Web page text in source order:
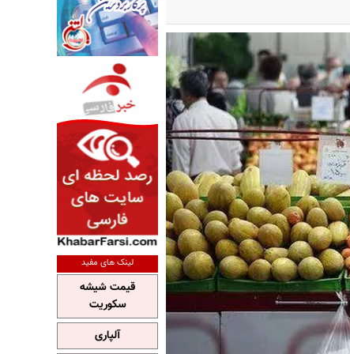
لینک های مفید
قیمت شیشه
سکوریت
آلپاری